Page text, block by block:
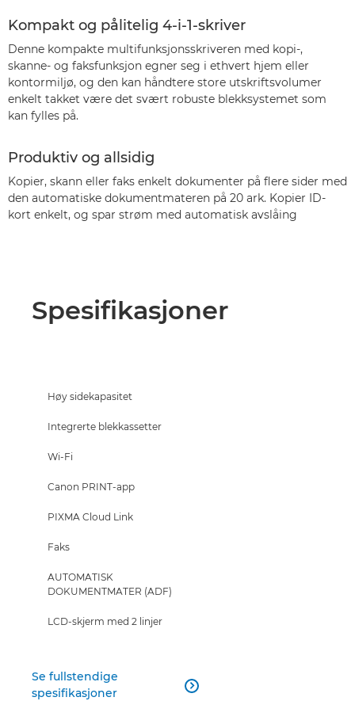
Kompakt og pålitelig 4-i-1-skriver
Denne kompakte multifunksjonsskriveren med kopi-,
skanne- og faksfunksjon egner seg i ethvert hjem eller
kontormiljø, og den kan håndtere store utskriftsvolumer
enkelt takket være det svært robuste blekksystemet som
kan fylles på.
Produktiv og allsidig
Kopier, skann eller faks enkelt dokumenter på flere sider med
den automatiske dokumentmateren på 20 ark. Kopier ID-
kort enkelt, og spar strøm med automatisk avslåing
Spesifikasjoner
Høy sidekapasitet
Integrerte blekkassetter
Wi-Fi
Canon PRINT-app
PIXMA Cloud Link
Faks
AUTOMATISK
DOKUMENTMATER (ADF)
LCD-skjerm med 2 linjer
Se fullstendige
spesifikasjoner
